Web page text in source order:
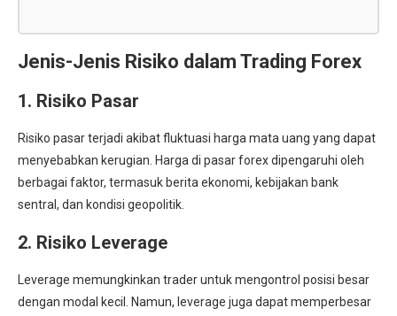
Jenis-Jenis Risiko dalam Trading Forex
1. Risiko Pasar
Risiko pasar terjadi akibat fluktuasi harga mata uang yang dapat
menyebabkan kerugian. Harga di pasar forex dipengaruhi oleh
berbagai faktor, termasuk berita ekonomi, kebijakan bank
sentral, dan kondisi geopolitik.
2. Risiko Leverage
Leverage memungkinkan trader untuk mengontrol posisi besar
dengan modal kecil. Namun, leverage juga dapat memperbesar